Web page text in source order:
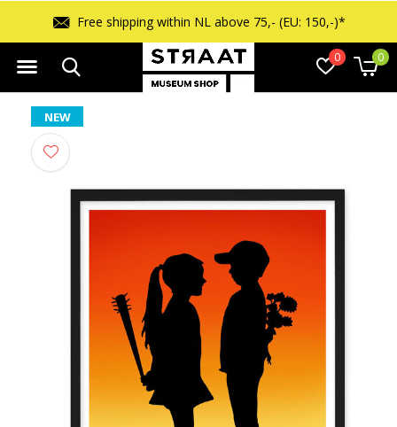
0 0
Free shipping within NL above 75,- (EU: 150,-)*
NEW